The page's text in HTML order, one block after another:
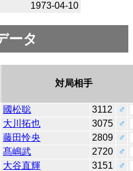
1973-04-10
ータ
対局相手
國松聡 3112
♂
大川拓也 3075
♂
藤田怜央 2809
♂
髙嶋武 2720
♂
大谷直輝 3151
♂